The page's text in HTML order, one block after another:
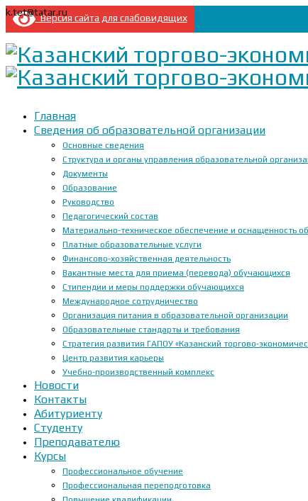
Версия сайта для слабовидящих
k.tet@tatar.ru
Главная
Сведения об образовательной организации
Основные сведения
Структура и органы управления образовательной
Документы
Образование
Руководство
Педагогический состав
Материально-техническое обеспечение и оснащенность
Платные образовательные услуги
Финансово-хозяйственная деятельность
Вакантные места для приема (перевода) обучающихся
Стипендии и меры поддержки обучающихся
Международное сотрудничество
Организация питания в образовательной организации
Образовательные стандарты и требования
Стратегия развития ГАПОУ «Казанский торгово-
Центр развития карьеры
Учебно-производственный комплекс
Новости
Контакты
Абитуриенту
Студенту
Преподавателю
Курсы
Профессиональное обучение
Профессиональная переподготовка